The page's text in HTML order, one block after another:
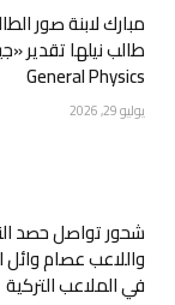
مبارك لابنة صور
طالب نيلها تقدير
General Physics
يوليو 29, 2026
شحور تواصل حصد
واللاعب عصام وائل
في الملاعب التركية